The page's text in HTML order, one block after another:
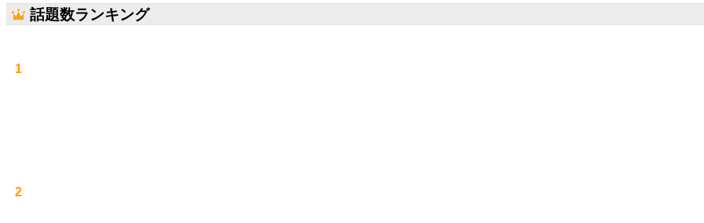
話題数ランキング
1
2